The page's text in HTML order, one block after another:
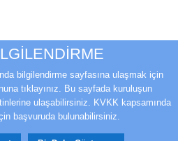
bilgilendirme sayfasına ulaşmak için
tıklayınız. Bu sayfada kuruluşun
ulaşabilirsiniz. KVKK kapsamında
başvuruda bulunabilirsiniz.